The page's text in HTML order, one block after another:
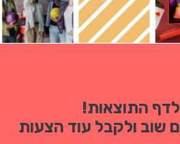
התוצאות!
שוב ולקבל עוד הצעות